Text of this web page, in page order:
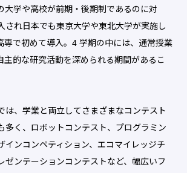
大学や高校が前期・後期制であるのに対
され日本でも東京大学や東北大学が実施し
専で初めて導入。4 学期の中には、通常授業
主的な研究活動を深められる期間があるこ
、学業と両立してさまざまなコンテスト
多く、ロボットコンテスト、プログラミン
インコンペティション、エコマイレッジチ
ゼンテーションコンテストなど、幅広いフ